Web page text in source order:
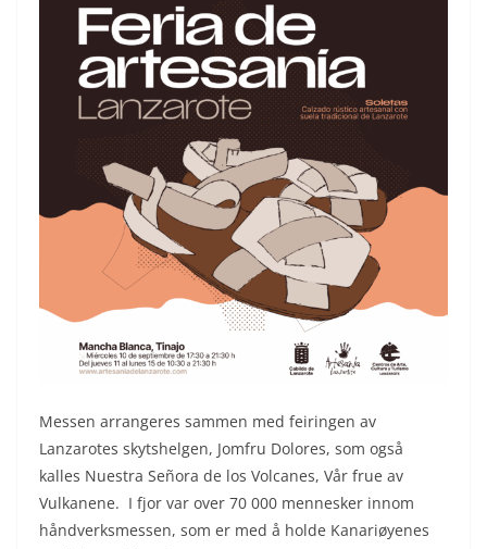
Messen arrangeres sammen med feiringen av
Lanzarotes skytshelgen, Jomfru Dolores, som også
kalles Nuestra Señora de los Volcanes, Vår frue av
Vulkanene. I fjor var over 70 000 mennesker innom
håndverksmessen, som er med å holde Kanariøyenes